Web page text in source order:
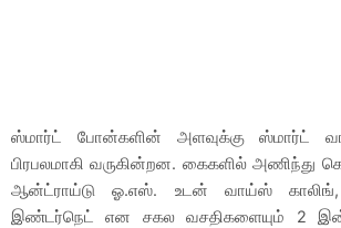
ஸ்மார்ட் போன்களின் அளவுக்கு ஸ்மார்ட்
பிரபலமாகி வருகின்றன. கைகளில் அணிந்து
ஆன்ட்ராய்டு ஓ.எஸ். உடன் வாய்ஸ் காலிங்,
இண்டர்நெட் என சகல வசதிகளையும் 2